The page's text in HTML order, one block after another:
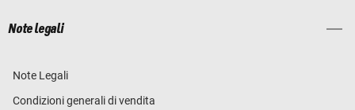
Note legali
Note Legali
Condizioni generali di vendita